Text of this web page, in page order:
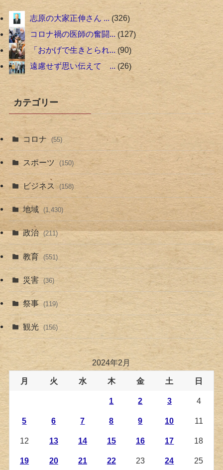
志原の大家正伸さん ... 326
コロナ禍の医師の奮闘... 127
「おかげで生きとられ... 90
遠慮せず思い伝えて ... 26
カテゴリー
コロナ (55)
スポーツ (150)
ビジネス (158)
地域 (1,430)
政治 (211)
教育 (551)
災害 (36)
祭事 (119)
観光 (156)
2024年2月
月 火 水 木 金 土 日
1 2 3 4
5 6 7 8 9 10 11
12 13 14 15 16 17 18
19 20 21 22 23 24 25